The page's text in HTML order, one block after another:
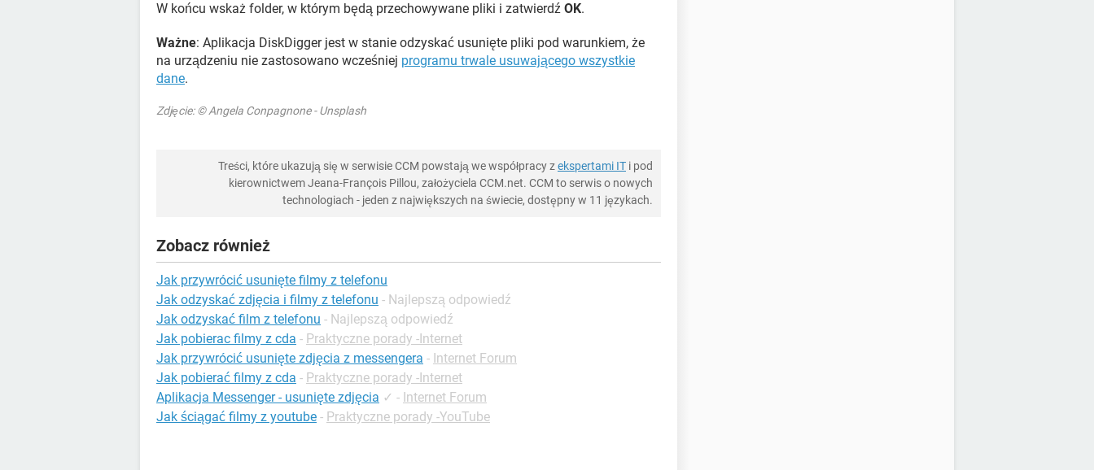
W końcu wskaż folder, w którym będą przechowywane pliki i zatwierdź OK.
Ważne: Aplikacja DiskDigger jest w stanie odzyskać usunięte pliki pod warunkiem, że
na urządzeniu nie zastosowano wcześniej programu trwale usuwającego wszystkie
dane.
Zdjęcie: © Angela Conpagnone - Unsplash
Treści, które ukazują się w serwisie CCM powstają we współpracy zekspertami IT i pod
kierownictwem Jeana-François Pillou, założyciela CCM.net. CCM to serwis o nowych
technologiach - jeden z największych na świecie, dostępny w 11 językach.
Zobacz również
Jak przywrócić usunięte filmy z telefonu
Jak odzyskać zdjęcia i filmy z telefonu - Najlepszą odpowiedź
Jak odzyskać film z telefonu - Najlepszą odpowiedź
Jak pobierac filmy z cda - Praktyczne porady -Internet
Jak przywrócić usunięte zdjęcia z messengera - Internet Forum
Jak pobierać filmy z cda - Praktyczne porady -Internet
Aplikacja Messenger - usunięte zdjęcia ✓ - Internet Forum
Jak ściągać filmy z youtube - Praktyczne porady -YouTube